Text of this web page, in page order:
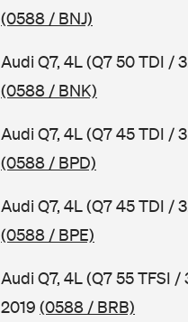
(0588 / BNJ)
Audi Q7, 4L (Q7 50 TDI /
(0588 / BNK)
Audi Q7, 4L (Q7 45 TDI /
(0588 / BPD)
Audi Q7, 4L (Q7 45 TDI /
(0588 / BPE)
Audi Q7, 4L (Q7 55 TFSI
2019 (0588 / BRB)